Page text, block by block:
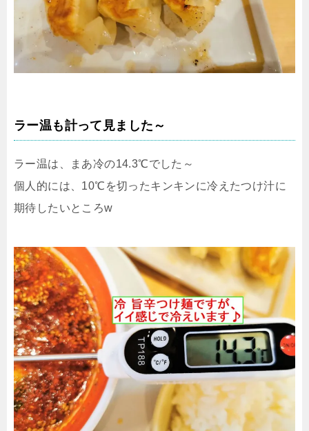
ラー温も計って見ました～
ラー温は、まあ冷の14.3℃でした～
個人的には、10℃を切ったキンキンに冷えたつけ汁に
期待したいところw